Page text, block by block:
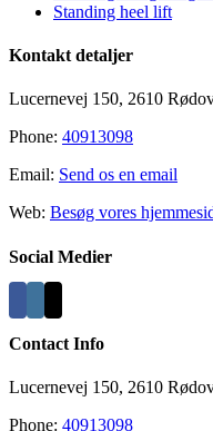
Standing heel lift
Kontakt detaljer
Lucernevej 150, 2610
Phone: 40913098
Email: Send os en email
Web: Besøg vores
Social Medier
Contact Info
Lucernevej 150, 2610
Phone: 40913098